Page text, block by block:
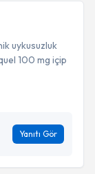
uykusuzluk
100 mg içip
Yanıtı Gör